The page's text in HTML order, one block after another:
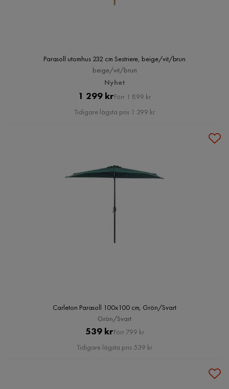
Parasoll utomhus 232 cm Sestriere, beige/vit/brun
beige/vit/brun
Nyhet
Pris
1 299 krOriginal
Pris
Förr 1 899 kr
Tidigare lägsta pris 1 299 kr
Carleton Parasoll 100x100 cm, Grön/Svart
Grön/Svart
Pris
539 krOriginal
Pris
Förr 799 kr
Tidigare lägsta pris 539 kr